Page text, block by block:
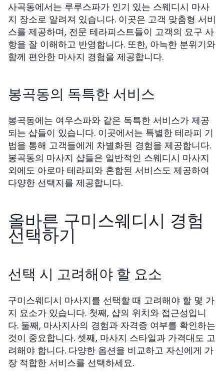
사곡동에서는 루루스파가 인기 있는 스웨디시 마사
지 장소로 알려져 있습니다. 이곳은 고객 맞춤형 서비
스를 제공하며, 전문 테라피스트들이 고객의 요구 사
항을 잘 이해하고 반영합니다. 또한, 아늑한 분위기와
함께 편안한 마사지 경험을 제공합니다.
봉곡동의 독특한 서비스
봉곡동에는 여우스파와 같은 독특한 서비스가 제공
되는 샵들이 있습니다. 이곳에서는 특별한 테라피 기
법을 통해 고객들에게 차별화된 경험을 제공합니다.
봉곡동의 마사지 샵들은 일반적인 스웨디시 마사지
외에도 아로마 테라피와 혼합된 서비스도 제공하여
다양한 선택지를 제공합니다.
올바른 구미스웨디시 경험
선택하기
선택 시 고려해야 할 요소
구미스웨디시 마사지를 선택할 때 고려해야 할 몇 가
지 요소가 있습니다. 첫째, 샵의 위치와 접근성입니
다. 둘째, 마사지사의 경험과 자격증 여부를 확인하는
것이 중요합니다. 셋째, 마사지 스타일과 가격대도 고
려해야 합니다. 다양한 옵션을 비교하고 자신에게 가
장 적합한 서비스를 선택하세요.